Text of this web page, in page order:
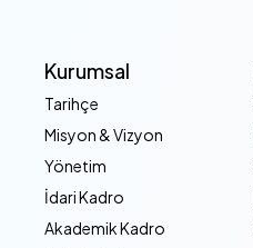
Kurumsal
Tarihçe
Misyon & Vizyon
Yönetim
İdari Kadro
Akademik Kadro